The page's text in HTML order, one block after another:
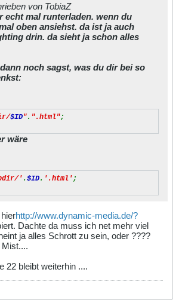
von TobiaZ
echt mal runterladen. wenn du
oben ansiehst. da ist ja auch
drin. da sieht ja schon alles
noch sagst, was du dir bei so
$ID". ".html";
wäre
' . $ID. '.html' ;
http://www.dynamic-media.de/?
Dachte da muss ich net mehr viel
ja alles Schrott zu sein, oder ????
22 bleibt weiterhin ....